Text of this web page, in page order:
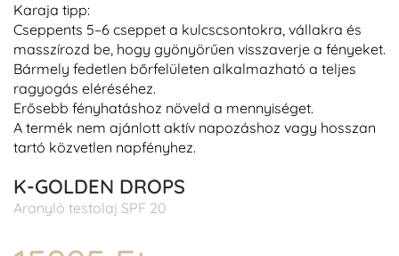
Karaja tipp:
Cseppents 5–6 cseppet a kulcscsontokra, vállakra és
masszírozd be, hogy gyönyörűen visszaverje a fényeket.
Bármely fedetlen bőrfelületen alkalmazható a teljes
ragyogás eléréséhez.
Erősebb fényhatáshoz növeld a mennyiséget.
A termék nem ajánlott aktív napozáshoz vagy hosszan
tartó közvetlen napfényhez.
K-GOLDEN DROPS
Aranyló testolaj SPF 20